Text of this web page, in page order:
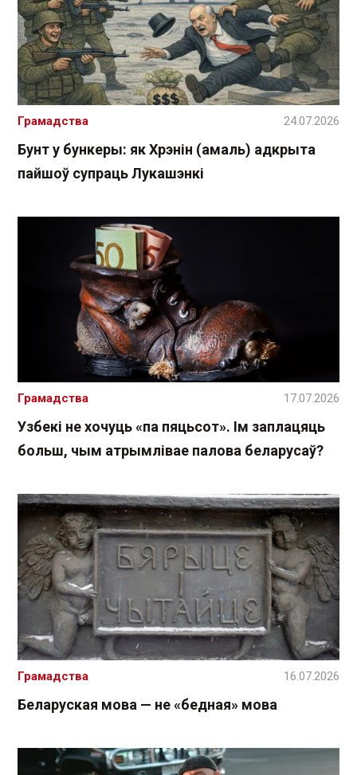
Бунт у бункеры: як Хрэнін (амаль) адкрыта
пайшоў супраць Лукашэнкі
Грамадства 24.07.2026
Узбекі не хочуць «па пяцьсот». Ім заплацяць
больш, чым атрымлівае палова беларусаў?
Грамадства 17.07.2026
Беларуская мова — не «бедная» мова
Грамадства 16.07.2026